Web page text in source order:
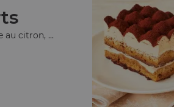
au citron, ...